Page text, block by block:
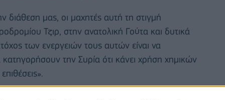
μας, οι μαχητές αυτή τη στιγμή
Τζιρ, στην ανατολική Γούτα και δυτικά
των ενεργειών τους αυτών είναι να
την Συρία ότι κάνει χρήση χημικών